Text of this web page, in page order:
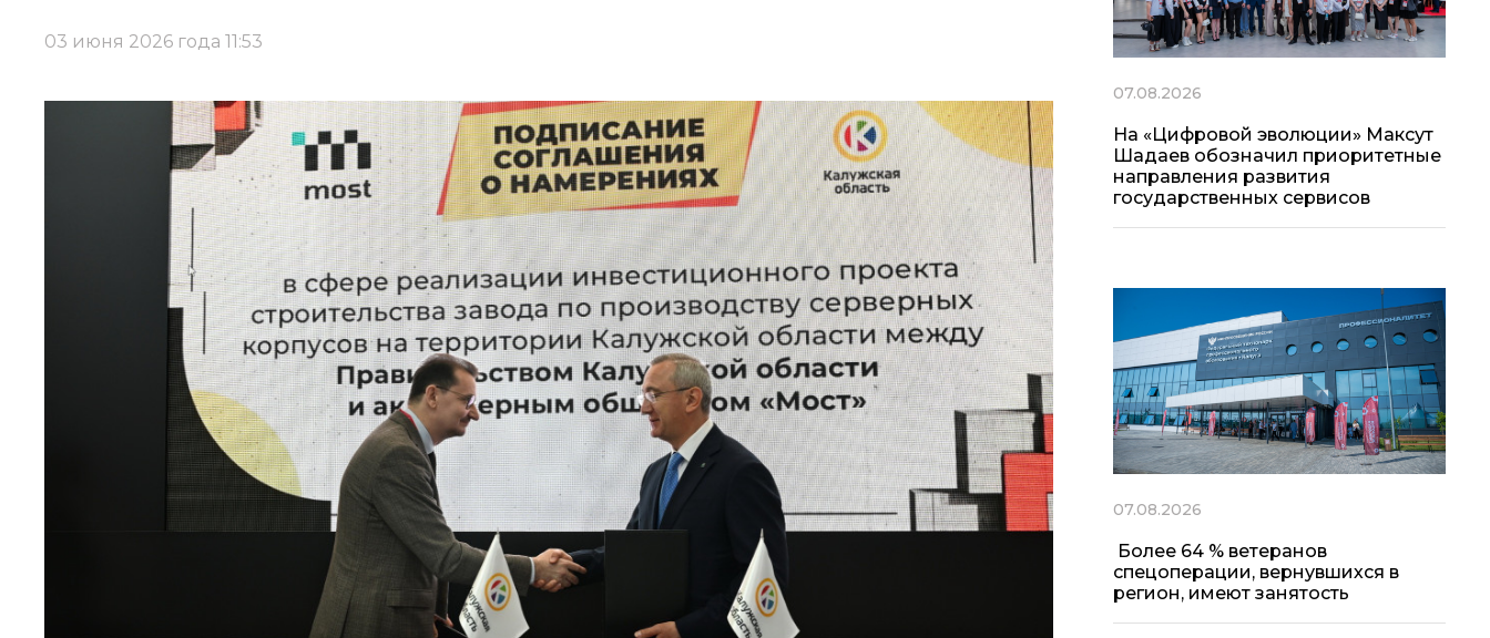
03 июня 2026 года 11:53
07.08.2026
На «Цифровой эволюции» Максут
Шадаев обозначил приоритетные
направления развития
государственных сервисов
07.08.2026
Более 64 % ветеранов
спецоперации, вернувшихся в
регион, имеют занятость